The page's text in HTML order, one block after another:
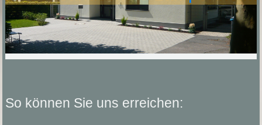
So können Sie uns erreichen: